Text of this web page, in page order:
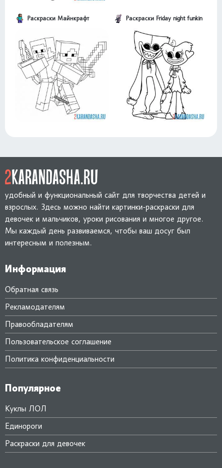
Раскраски Майнкрафт Раскраски Friday night funkin
удобный и функциональный сайт для творчества детей и
взрослых. Здесь можно найти картинки-раскраски для
девочек и мальчиков, уроки рисования и многое другое.
Мы каждый день развиваемся, чтобы ваш досуг был
интересным и полезным.
Информация
Обратная связь
Рекламодателям
Правообладателям
Пользовательское соглашение
Политика конфиденциальности
Популярное
Куклы ЛОЛ
Единороги
Раскраски для девочек